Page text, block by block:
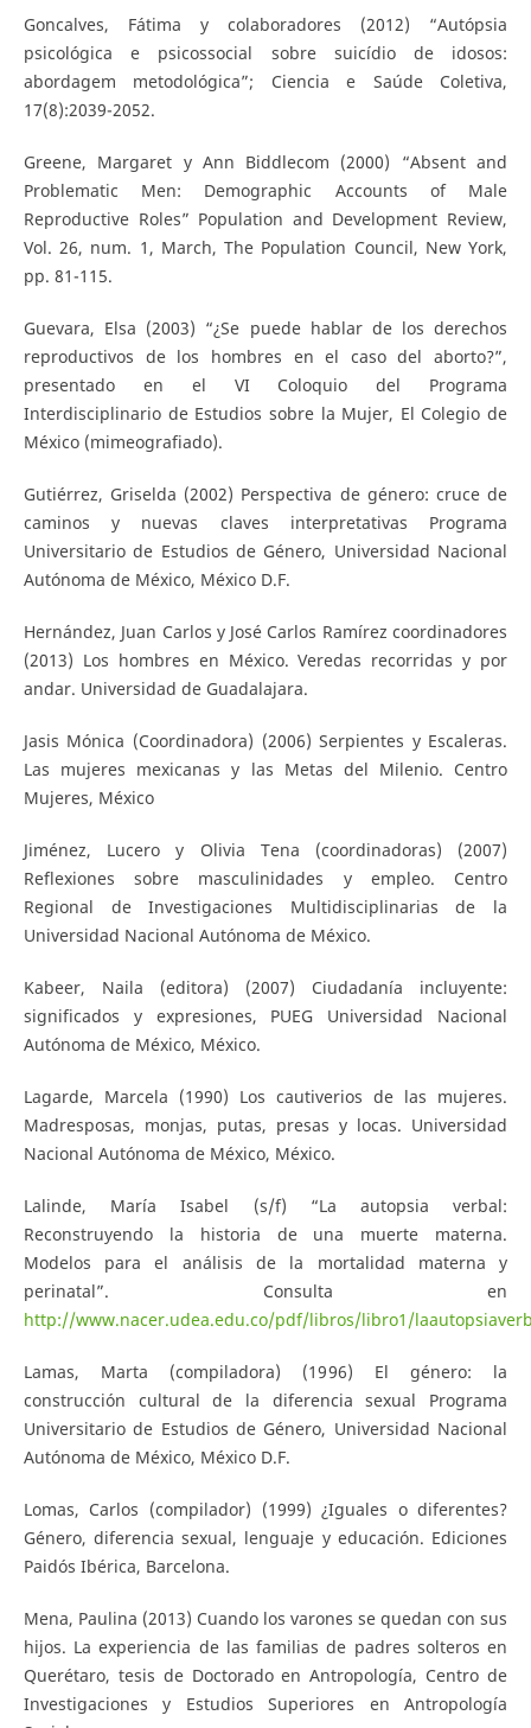
Goncalves, Fátima y colaboradores (2012) “Autópsia
psicológica e psicossocial sobre suicídio de idosos:
abordagem metodológica”; Ciencia e Saúde Coletiva,
17(8):2039-2052.
Greene, Margaret y Ann Biddlecom (2000) “Absent and
Problematic Men: Demographic Accounts of Male
Reproductive Roles” Population and Development Review,
Vol. 26, num. 1, March, The Population Council, New York,
pp. 81-115.
Guevara, Elsa (2003) “¿Se puede hablar de los derechos
reproductivos de los hombres en el caso del aborto?”,
presentado en el VI Coloquio del Programa
Interdisciplinario de Estudios sobre la Mujer, El Colegio de
México (mimeografiado).
Gutiérrez, Griselda (2002) Perspectiva de género: cruce de
caminos y nuevas claves interpretativas Programa
Universitario de Estudios de Género, Universidad Nacional
Autónoma de México, México D.F.
Hernández, Juan Carlos y José Carlos Ramírez coordinadores
(2013) Los hombres en México. Veredas recorridas y por
andar. Universidad de Guadalajara.
Jasis Mónica (Coordinadora) (2006) Serpientes y Escaleras.
Las mujeres mexicanas y las Metas del Milenio. Centro
Mujeres, México
Jiménez, Lucero y Olivia Tena (coordinadoras) (2007)
Reflexiones sobre masculinidades y empleo. Centro
Regional de Investigaciones Multidisciplinarias de la
Universidad Nacional Autónoma de México.
Kabeer, Naila (editora) (2007) Ciudadanía incluyente:
significados y expresiones, PUEG Universidad Nacional
Autónoma de México, México.
Lagarde, Marcela (1990) Los cautiverios de las mujeres.
Madresposas, monjas, putas, presas y locas. Universidad
Nacional Autónoma de México, México.
Lalinde, María Isabel (s/f) “La autopsia verbal:
Reconstruyendo la historia de una muerte materna.
Modelos para el análisis de la mortalidad materna y
perinatal”. Consulta en
http://www.nacer.udea.edu.co/pdf/libros/libro1/
Lamas, Marta (compiladora) (1996) El género: la
construcción cultural de la diferencia sexual Programa
Universitario de Estudios de Género, Universidad Nacional
Autónoma de México, México D.F.
Lomas, Carlos (compilador) (1999) ¿Iguales o diferentes?
Género, diferencia sexual, lenguaje y educación. Ediciones
Paidós Ibérica, Barcelona.
Mena, Paulina (2013) Cuando los varones se quedan con sus
hijos. La experiencia de las familias de padres solteros en
Querétaro, tesis de Doctorado en Antropología, Centro de
Investigaciones y Estudios Superiores en Antropología